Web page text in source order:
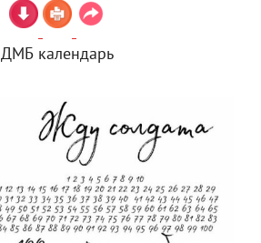
ДМБ календарь